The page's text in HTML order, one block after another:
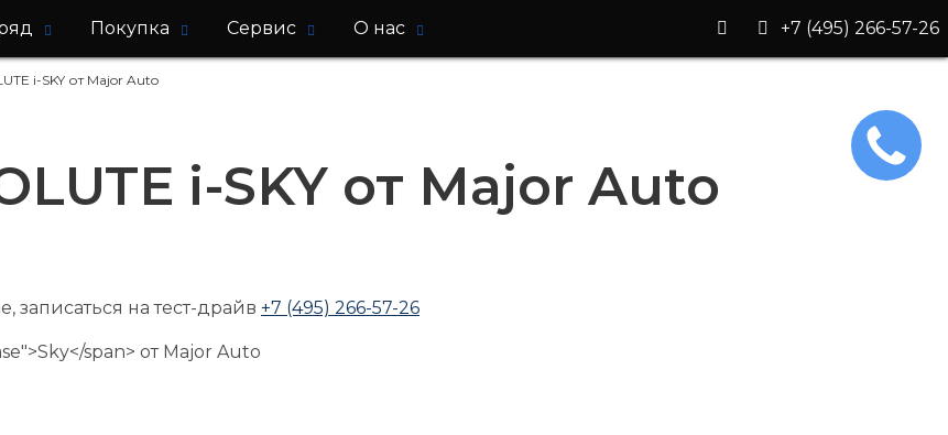
Покупка Сервис О нас +7 (495) 266-57-26
i-SKY от Major Auto
i-SKY от Major Auto
записаться на тест-драйв +7 (495) 266-57-26